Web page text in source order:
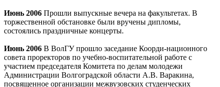
Июнь 2006 Прошли выпускные вечера на факультетах. В
торжественной обстановке были вручены дипломы,
состоялись праздничные концерты.
Июнь 2006 В ВолГУ прошло заседание Коорди-национного
совета проректоров по учебно-воспитательной работе с
участием председателя Комитета по делам молодежи
Администрации Волгоградской области А.В. Варакина,
посвященное организации межвузовских студенческих